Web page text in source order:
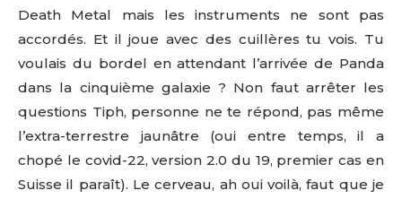
Death Metal mais les instruments ne sont pas
accordés. Et il joue avec des cuillères tu vois. Tu
voulais du bordel en attendant l’arrivée de Panda
dans la cinquième galaxie ? Non faut arrêter les
questions Tiph, personne ne te répond, pas même
l’extra-terrestre jaunâtre (oui entre temps, il a
chopé le covid-22, version 2.0 du 19, premier cas en
Suisse il paraît). Le cerveau, ah oui voilà, faut que je